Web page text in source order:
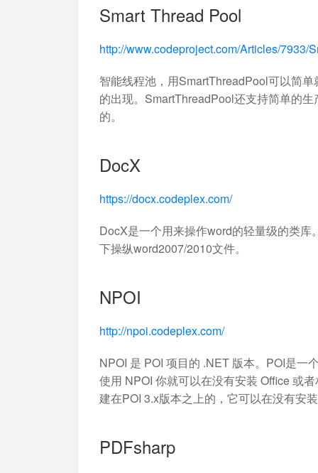
Smart Thread Pool
http://www.codeproject.com/Articles/7933/
智能线程池，用SmartThreadPool可以简
的出现。SmartThreadPool还支持简单的
的。
DocX
https://docx.codeplex.com/
DocX是一个用来操作word的轻量级的类
下操纵word2007/2010文件。
NPOI
http://npoi.codeplex.com/
NPOI 是 POI 项目的 .NET 版本。POI是一
使用 NPOI 你就可以在没有安装 Office 或
建在POI 3.x版本之上的，它可以在没有安
PDFsharp